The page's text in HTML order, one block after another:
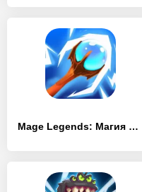
Mage Legends: Магия лучник